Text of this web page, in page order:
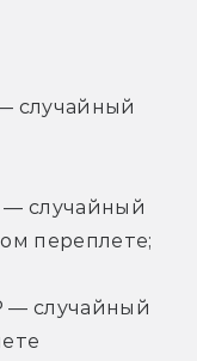
случайный
— случайный
переплете;
— случайный